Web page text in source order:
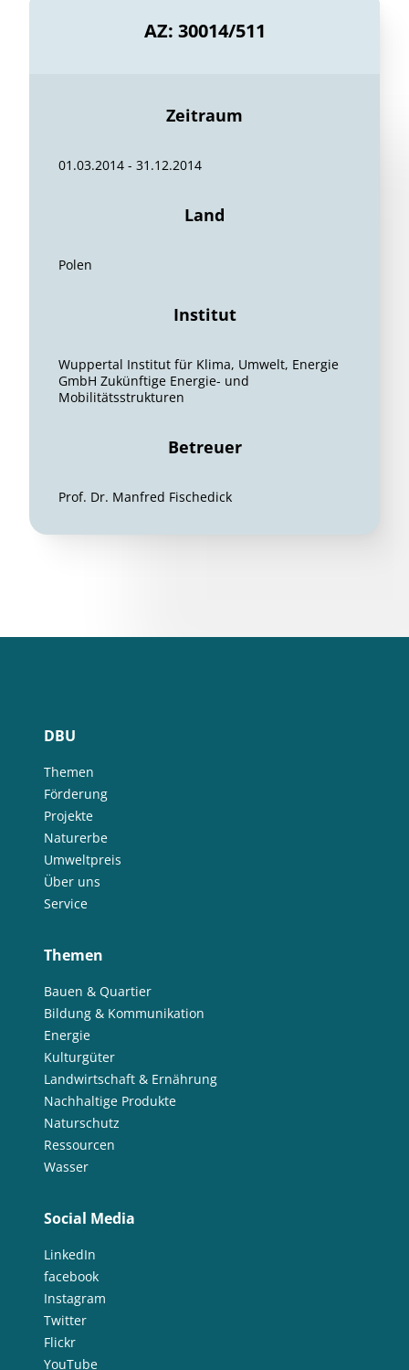
AZ: 30014/511
Zeitraum
01.03.2014 - 31.12.2014
Land
Polen
Institut
Wuppertal Institut für Klima, Umwelt, Energie
GmbH Zukünftige Energie- und
Mobilitätsstrukturen
Betreuer
Prof. Dr. Manfred Fischedick
DBU
Themen
Förderung
Projekte
Naturerbe
Umweltpreis
Über uns
Service
Themen
Bauen & Quartier
Bildung & Kommunikation
Energie
Kulturgüter
Landwirtschaft & Ernährung
Nachhaltige Produkte
Naturschutz
Ressourcen
Wasser
Social Media
LinkedIn
facebook
Instagram
Twitter
Flickr
YouTube